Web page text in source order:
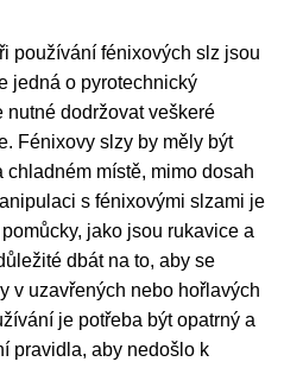
používání fénixových slz jsou
jedná o pyrotechnický
nutné dodržovat veškeré
Fénixovy slzy by měly být
místě, mimo dosah
s fénixovými slzami je
jako jsou rukavice a
dbát na to, aby se
v uzavřených nebo hořlavých
je potřeba být opatrný a
pravidla, aby nedošlo k